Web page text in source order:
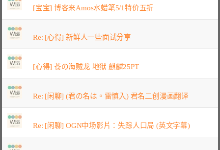
[宝宝] 博客来Amos水蜡笔5/1特价五折
Re: [心得] 新鲜人一些面试分享
[心得] 苍の海贼龙 地狱 麒麟25PT
Re: [闲聊] (君の名は。雷慎入) 君名二创漫画翻译
Re: [闲聊] OGN中场影片：失踪人口局 (英文字幕)